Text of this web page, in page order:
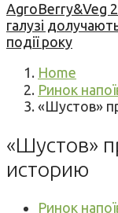
AgroBerry&Veg
галузі
події року
Home
Ринок
«Шустов»
«Шустов»
историю
Ринок